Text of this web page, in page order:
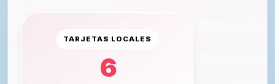
TARJETAS LOCALES
6